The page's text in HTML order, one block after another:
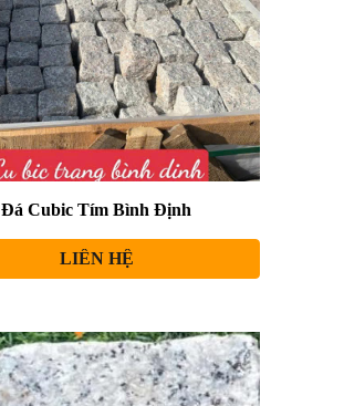
Đá Cubic Tím Bình Định
LIÊN HỆ